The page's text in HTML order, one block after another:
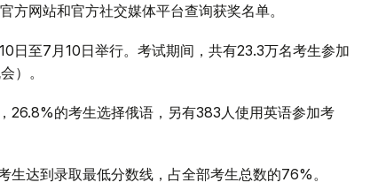
方网站和官方社交媒体平台查询获奖名单。
日至7月10日举行。考试期间，共有23.3万名考生参加
）。
26.8%的考生选择俄语，另有383人使用英语参加考
达到录取最低分数线，占全部考生总数的76%。